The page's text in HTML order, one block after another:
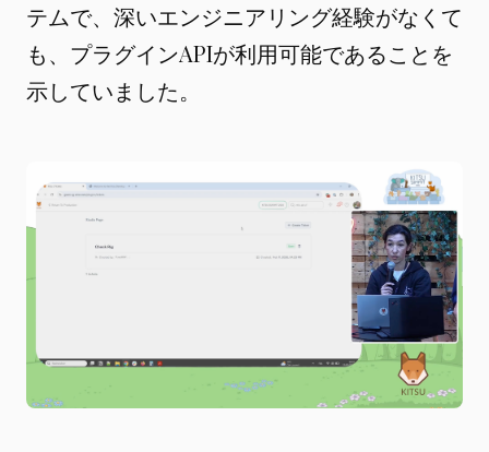
テムで、深いエンジニアリング経験がなくて
も、プラグインAPIが利用可能であることを
示していました。